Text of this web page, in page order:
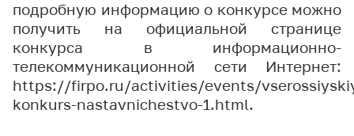
подробную информацию о конкурсе можно
получить на официальной странице
конкурса в информационно-
телекоммуникационной сети Интернет:
https://firpo.ru/activities/events/
konkurs-nastavnichestvo-1.html.